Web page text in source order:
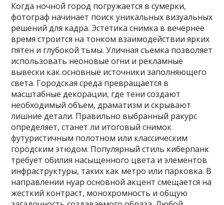
Когда ночной город погружается в сумерки,
фотограф начинает поиск уникальных визуальных
решений для кадра. Эстетика снимка в вечернее
время строится на тонком взаимодействии ярких
пятен и глубокой тьмы. Уличная съемка позволяет
использовать неоновые огни и рекламные
вывески как основные источники заполняющего
света. Городская среда превращается в
масштабные декорации, где тени создают
необходимый объем, драматизм и скрывают
лишние детали. Правильно выбранный ракурс
определяет, станет ли итоговый снимок
футуристичным полотном или классическим
городским этюдом. Популярный стиль киберпанк
требует обилия насыщенного цвета и элементов
инфраструктуры, таких как метро или парковка. В
направлении нуар основной акцент смещается на
жесткий контраст, монохромность и общую